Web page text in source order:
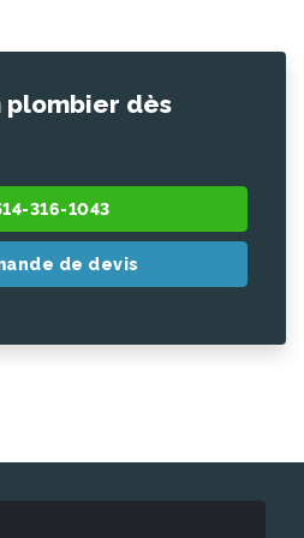
plombier dès
316-1043
de devis